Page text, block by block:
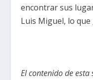
encontrar sus
Luis Miguel, lo
El contenido de esta